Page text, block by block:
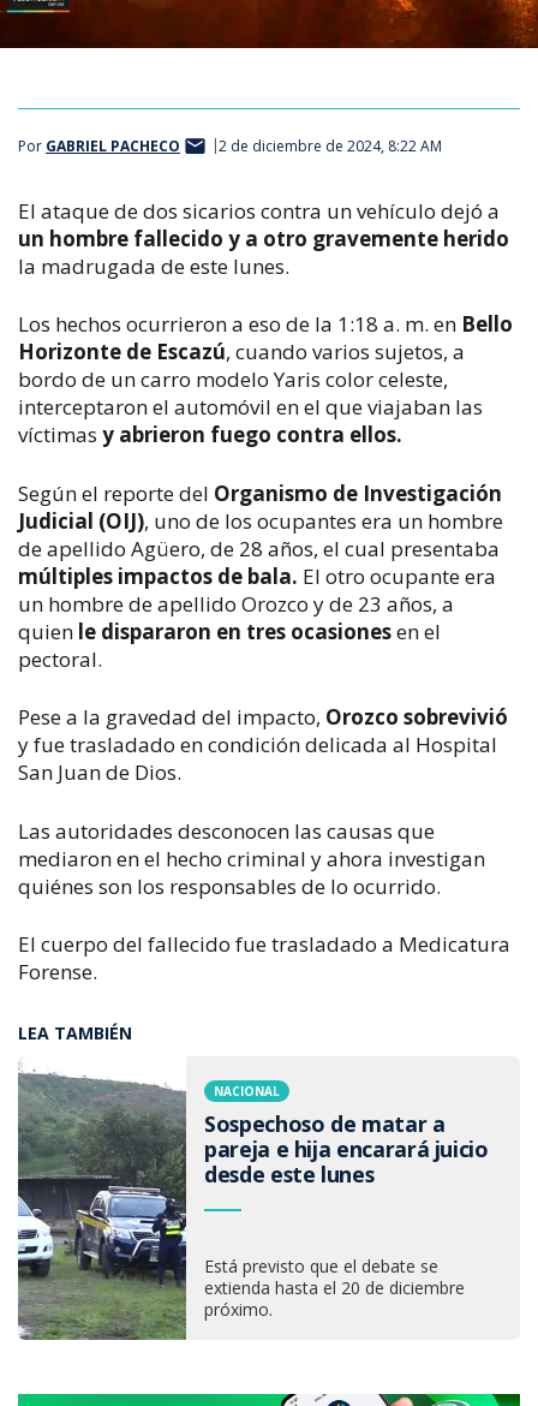
Por GABRIEL PACHECO 2 de diciembre de 2024, 8:22 AM
El ataque de dos sicarios contra un vehículo dejó a
un hombre fallecido y a otro gravemente herido
la madrugada de este lunes.
Los hechos ocurrieron a eso de la 1:18 a. m. en Bello
Horizonte de Escazú, cuando varios sujetos, a
bordo de un carro modelo Yaris color celeste,
interceptaron el automóvil en el que viajaban las
víctimas y abrieron fuego contra ellos.
Según el reporte del Organismo de Investigación
Judicial (OIJ), uno de los ocupantes era un hombre
de apellido Agüero, de 28 años, el cual presentaba
múltiples impactos de bala. El otro ocupante era
un hombre de apellido Orozco y de 23 años, a
quien le dispararon en tres ocasionesen el
pectoral.
Pese a la gravedad del impacto, Orozco sobrevivió
y fue trasladado en condición delicada al Hospital
San Juan de Dios.
Las autoridades desconocen las causas que
mediaron en el hecho criminal y ahora investigan
quiénes son los responsables de lo ocurrido.
El cuerpo del fallecido fue trasladado a Medicatura
Forense.
LEA TAMBIÉN
NACIONAL
Sospechoso de matar a
pareja e hija encarará juicio
desde este lunes
Está previsto que el debate se
extienda hasta el 20 de diciembre
próximo.